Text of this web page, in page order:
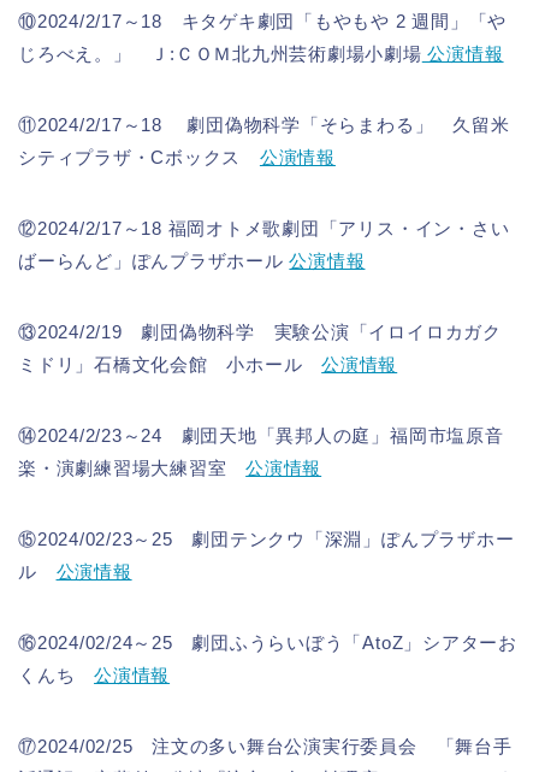
⑩2024/2/17～18 キタゲキ劇団「もやもや 2 週間」「や
じろべえ。」 Ｊ:ＣＯＭ北九州芸術劇場小劇場 公演情報
⑪2024/2/17～18 劇団偽物科学「そらまわる」 久留米
シティプラザ・Cボックス 公演情報
⑫2024/2/17～18 福岡オトメ歌劇団「アリス・イン・さい
ばーらんど」ぽんプラザホール公演情報
⑬2024/2/19 劇団偽物科学 実験公演「イロイロカガク
ミドリ」石橋文化会館 小ホール公演情報
⑭2024/2/23～24 劇団天地「異邦人の庭」福岡市塩原音
楽・演劇練習場大練習室公演情報
⑮2024/02/23～25 劇団テンクウ「深淵」ぽんプラザホー
ル 公演情報
⑯2024/02/24～25 劇団ふうらいぼう「AtoZ」シアターお
くんち公演情報
⑰2024/02/25 注文の多い舞台公演実行委員会 「舞台手